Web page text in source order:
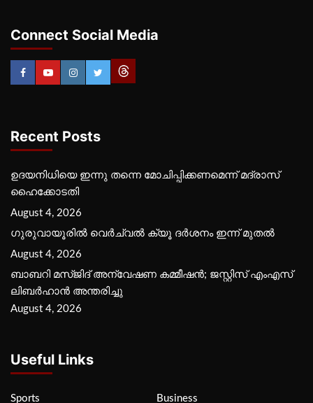
Connect Social Media
Recent Posts
ഉദയനിധിയെ ഇന്നു തന്നെ മോചിപ്പിക്കണമെന്ന് മദ്രാസ്
ഹൈക്കോടതി
August 4, 2026
ഗുരുവായൂരില്‍ വെര്‍ച്വല്‍ ക്യൂ ദര്‍ശനം ഇന്ന് മുതല്‍
August 4, 2026
ബാബറി മസ്ജിദ് അന്വേഷണ കമ്മീഷന്‍; ജസ്റ്റിസ് എംഎസ്
ലിബര്‍ഹാന്‍ അന്തരിച്ചു
August 4, 2026
Useful Links
Sports Business